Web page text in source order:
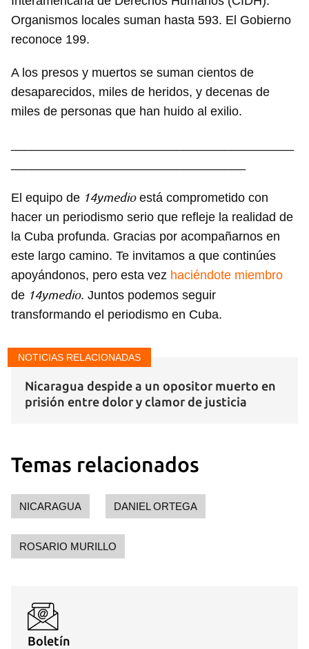
Para poder guardar como favorito, primero has de
iniciar sesión con tu cuenta de 14ymedio.
Organismos locales suman hasta 593. El Gobierno
reconoce 199.
A los presos y muertos se suman cientos de
desaparecidos, miles de heridos, y decenas de
miles de personas que han huido al exilio.
El equipo de 14ymedioestá comprometido con
hacer un periodismo serio que refleje la realidad de
la Cuba profunda. Gracias por acompañarnos en
este largo camino. Te invitamos a que continúes
apoyándonos, pero esta vez haciéndote miembro
de 14ymedio. Juntos podemos seguir
transformando el periodismo en Cuba.
NOTICIAS RELACIONADAS
Nicaragua despide a un opositor muerto en
prisión entre dolor y clamor de justicia
Temas relacionados
NICARAGUA DANIEL ORTEGA
ROSARIO MURILLO
Boletín